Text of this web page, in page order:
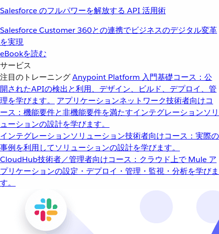
Salesforce のフルパワーを解放する API 活用術
Salesforce Customer 360との連携でビジネスのデジタル変革
を実現
eBookを読む
サービス
注目のトレーニングAnypoint Platform 入門基礎コース：公
開されたAPIの検出と利用、デザイン、ビルド、デプロイ、管
理を学びます。
アプリケーションネットワーク技術者向けコ
ース：機能要件と非機能要件を満たすインテグレーションソリ
ューションの設計を学びます。
インテグレーションソリューション技術者向けコース：実際の
事例を利用してソリューションの設計を学びます。
CloudHub技術者／管理者向けコース：クラウド上で Mule ア
プリケーションの設定・デプロイ・管理・監視・分析を学びま
す。